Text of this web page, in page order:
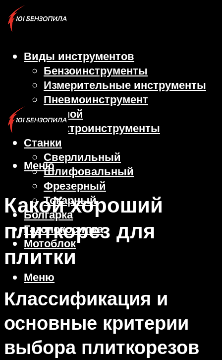
Виды инструментов
Бензоинструменты
Измерительные инструменты
Пневмоинструмент
Ручной
Электроинструменты
Станки
Сверлильный
Шлифовальный
Фрезерный
Токарный
Болгарка
Газонокосилка
Мотоблок
Меню
Меню
Какой хороший
плиткорез для
плитки
Классификация и
основные критерии
выбора плиткорезов